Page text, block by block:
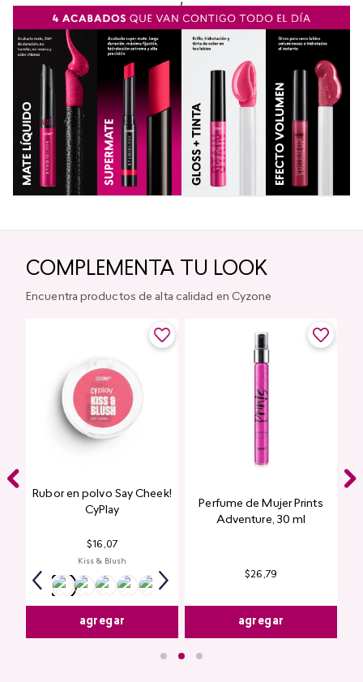
COMPLEMENTA TU LOOK
Encuentra productos de alta calidad en Cyzone
Rubor en polvo Say Cheek!
CyPlay
$16,07
Kiss & Blush
agregar
Perfume de Mujer Prints
Adventure, 30 ml
$26,79
agregar